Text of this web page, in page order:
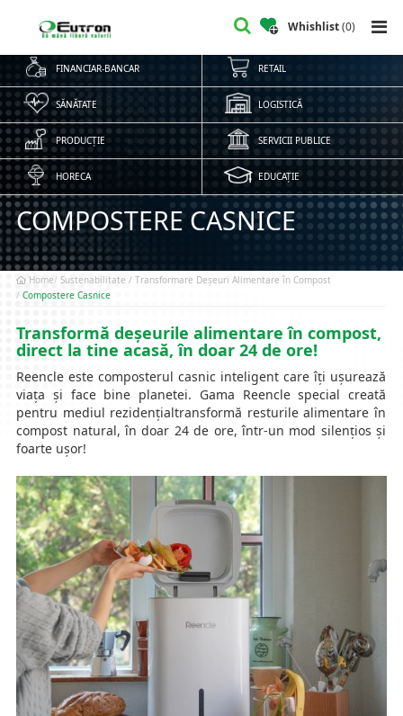
Whishlist(0)
FINANCIAR-BANCAR RETAIL
SĂNĂTATE LOGISTICĂ
PRODUCȚIE SERVICII PUBLICE
HORECA EDUCAȚIE
COMPOSTERE CASNICE
Home Sustenabilitate / Transformare Deșeuri Alimentare în Compost
Compostere Casnice
Transformă deșeurile alimentare în compost,
direct la tine acasă, în doar 24 de ore!
Reencle este composterul casnic inteligent care îți ușurează
viața și face bine planetei. Gama Reencle special creată
pentru mediul rezidențialtransformă resturile alimentare în
compost natural, în doar 24 de ore, într-un mod silențios și
foarte ușor!